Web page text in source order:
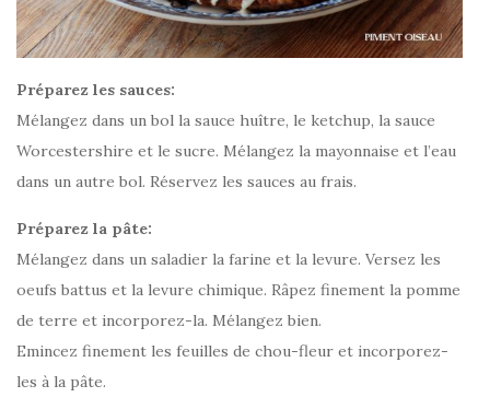
Préparez les sauces:
Mélangez dans un bol la sauce huître, le ketchup, la sauce
Worcestershire et le sucre. Mélangez la mayonnaise et l’eau
dans un autre bol. Réservez les sauces au frais.
Préparez la pâte:
Mélangez dans un saladier la farine et la levure. Versez les
oeufs battus et la levure chimique. Râpez finement la pomme
de terre et incorporez-la. Mélangez bien.
Emincez finement les feuilles de chou-fleur et incorporez-
les à la pâte.